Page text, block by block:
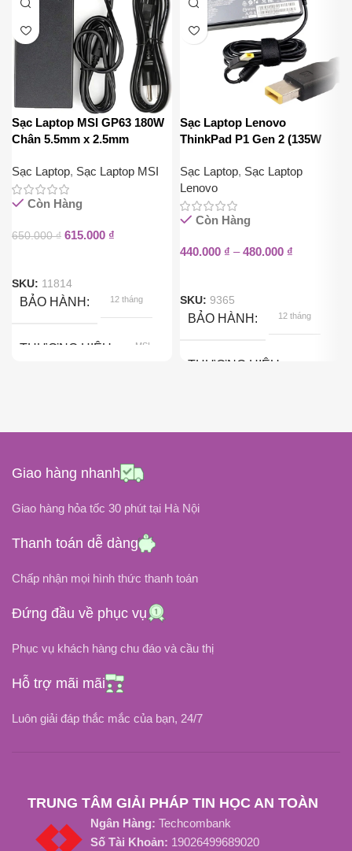
Sạc Laptop MSI GP63 180W
Chân 5.5mm x 2.5mm
Sạc Laptop, Sạc Laptop MSI
Còn Hàng
650.000₫ 615.000 ₫
SKU: 11814
BẢO HÀNH 12 tháng
THƯƠNG HIỆU MSI
19.5V
DÒNG ĐIỆN
CHÂN CẮM
5.5mm x 2.5mm (Giống hệt chân
Sạc Laptop Lenovo
ThinkPad P1 Gen 2 (135W
Sạc Laptop, Sạc Laptop
Lenovo
Còn Hàng
440.000 ₫ – 480.000 ₫
SKU: 9365
BẢO HÀNH 12 tháng
THƯƠNG HIỆU
100V ~ 240V
LOẠI SẠC
Giao hàng nhanh
Giao hàng hỏa tốc 30 phút tại Hà Nội
Thanh toán dễ dàng
Chấp nhận mọi hình thức thanh toán
Đứng đầu về phục vụ
Phục vụ khách hàng chu đáo và cầu thị
Hỗ trợ mãi mãi
Luôn giải đáp thắc mắc của bạn, 24/7
TRUNG TÂM GIẢI PHÁP TIN HỌC AN TOÀN
Ngân Hàng: Techcombank
Số Tài Khoản: 19026499689020